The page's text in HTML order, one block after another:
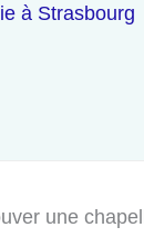
à Strasbourg
une